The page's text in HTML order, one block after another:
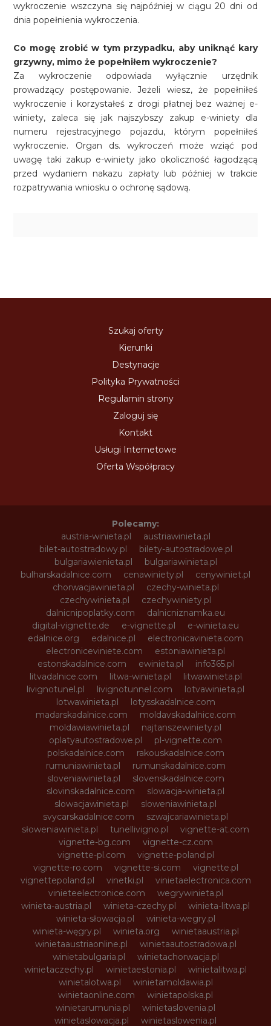
wykroczenie wszczyna się najpóźniej w ciągu 20 dni od
dnia popełnienia wykroczenia.
Co mogę zrobić w tym przypadku, aby uniknąć kary
grzywny, mimo że popełniłem wykroczenie?
Za wykroczenie odpowiada wyłącznie urzędnik
prowadzący postępowanie. Jeżeli wiesz, że popełniłeś
wykroczenie i korzystałeś z drogi płatnej bez ważnej e-
winiety, zaleca się jak najszybszy zakup e-winiety dla
numeru rejestracyjnego pojazdu, którym popełniłeś
wykroczenie. Organ ds. wykroczeń może wziąć pod
uwagę taki zakup e-winiety jako okoliczność łagodzącą
przed wydaniem nakazu zapłaty lub później w trakcie
rozpatrywania wniosku o ochronę sądową.
Szukaj oferty
Kierunki
Destynacje
Polityka Prywatności
Regulamin strony
Zaloguj się
Kontakt
Usługi Internetowe
Oferta Współpracy
Polecamy:
austria-winieta.pl
austriawinieta.pl
bilet-autostradowy.pl
bilety-autostradowe.pl
bulgariawienieta.pl
bulgariawinieta.pl
bulharskadalnice.com
cenawiniety.pl
cenywiniet.pl
chorwacjawinieta.pl
czechy-winieta.pl
czechywinieta.pl
czechywiniety.pl
dalnicnipoplatky.com
dalnicniznamka.eu
digital-vignette.de
e-vignette.pl
e-winieta.eu
edalnice.org
edalnice.pl
electronicavinieta.com
electroniceviniete.com
estoniawinieta.pl
estonskadalnice.com
ewinieta.pl
info365.pl
litvadalnice.com
litwa-winieta.pl
litwawinieta.pl
livignotunel.pl
livignotunnel.com
lotvawinieta.pl
lotwawinieta.pl
lotysskadalnice.com
madarskadalnice.com
moldavskadalnice.com
moldawiawinieta.pl
najtanszewiniety.pl
oplatyautostradowe.pl
pl-vignette.com
polskadalnice.com
rakouskadalnice.com
rumuniawinieta.pl
rumunskadalnice.com
sloveniawinieta.pl
slovenskadalnice.com
slovinskadalnice.com
slowacja-winieta.pl
slowacjawinieta.pl
sloweniawinieta.pl
svycarskadalnice.com
szwajcariawinieta.pl
słoweniawinieta.pl
tunellivigno.pl
vignette-at.com
vignette-bg.com
vignette-cz.com
vignette-pl.com
vignette-poland.pl
vignette-ro.com
vignette-si.com
vignette.pl
vignettepoland.pl
vinetki.pl
vinietaelectronica.com
vinieteelectronice.com
wegrywinieta.pl
winieta-austria.pl
winieta-czechy.pl
winieta-litwa.pl
winieta-słowacja.pl
winieta-wegry.pl
winieta-węgry.pl
winieta.org
winietaaustria.pl
winietaaustriaonline.pl
winietaautostradowa.pl
winietabulgaria.pl
winietachorwacja.pl
winietaczechy.pl
winietaestonia.pl
winietalitwa.pl
winietalotwa.pl
winietamoldawia.pl
winietaonline.com
winietapolska.pl
winietarumunia.pl
winietaslovenia.pl
winietaslowacja.pl
winietaslowenia.pl